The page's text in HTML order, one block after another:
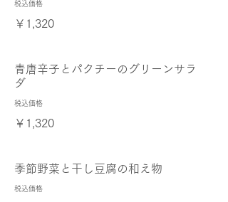
税込価格
￥1,320
青唐辛子とパクチーのグリーンサラ
ダ
税込価格
￥1,320
季節野菜と干し豆腐の和え物
税込価格